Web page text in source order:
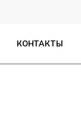
КОНТАКТЫ